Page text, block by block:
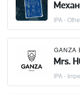
IPA -
GANZA
Mrs.
IPA -